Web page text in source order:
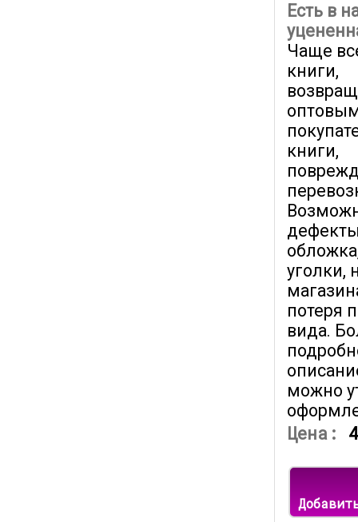
Есть в
Чаще
книги,
книги,
уголки,
потеря
вида.
можно
Цена: